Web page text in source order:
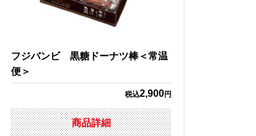
フジバンビ 黒糖ドーナツ棒＜常温
便＞
税込2,900円
商品詳細